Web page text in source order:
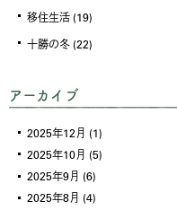
移住生活 (19)
十勝の冬 (22)
アーカイブ
2025年12月 (1)
2025年10月 (5)
2025年9月 (6)
2025年8月 (4)